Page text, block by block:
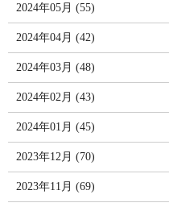
2024年05月 (55)
2024年04月 (42)
2024年03月 (48)
2024年02月 (43)
2024年01月 (45)
2023年12月 (70)
2023年11月 (69)